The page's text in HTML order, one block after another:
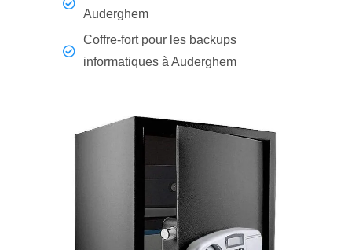
Auderghem
Coffre-fort pour les backups
informatiques à Auderghem